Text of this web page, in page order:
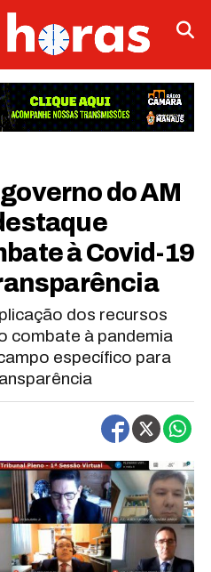
do AM
à Covid-19
dos recursos
combate à pandemia
específico para